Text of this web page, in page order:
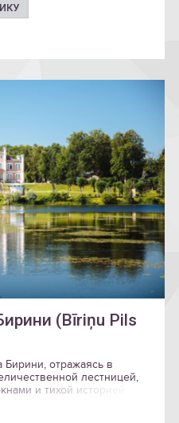
(Bīriņu Pils
отражаясь в
лестницей,
и тихой историей